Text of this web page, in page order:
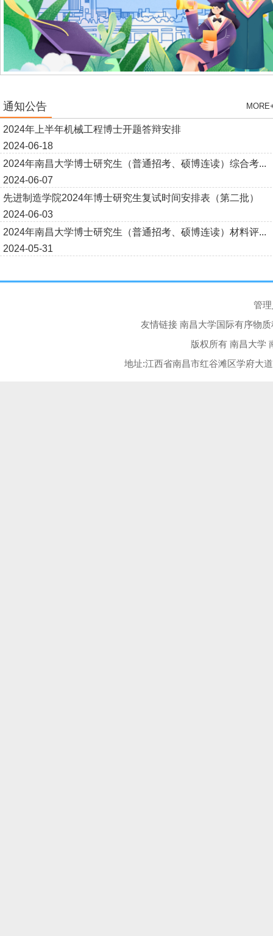
通知公告
2024年上半年机械工程博士开题答辩安排
2024-06-18
2024年南昌大学博士研究生（普通招考、硕博连读）综合考...
2024-06-07
先进制造学院2024年博士研究生复试时间安排表（第二批）
2024-06-03
2024年南昌大学博士研究生（普通招考、硕博连读）材料评...
2024-05-31
2024-05-24
管
友情链接南昌大学国际有序物
版权所有 南昌大学
地址:江西省南昌市红谷滩区学府大